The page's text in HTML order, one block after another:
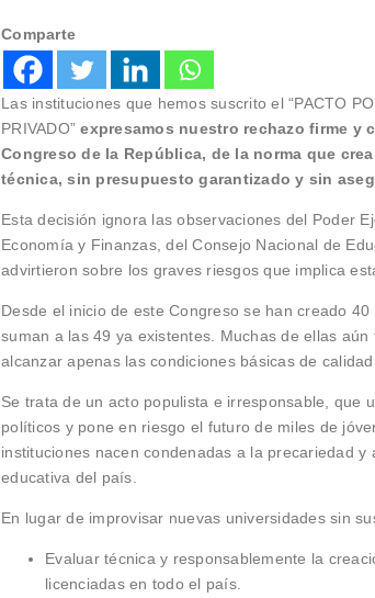
Comparte
Las instituciones que hemos suscrito el “PACTO
PRIVADO”expresamos nuestro rechazo firme y
Congreso de la República, de la norma que
técnica, sin presupuesto garantizado y sin
Esta decisión ignora las observaciones del Poder
Economía y Finanzas, del Consejo Nacional de
advirtieron sobre los graves riesgos que implica
Desde el inicio de este Congreso se han creado
suman a las 49 ya existentes. Muchas de ellas
alcanzar apenas las condiciones básicas de calidad.
Se trata de un acto populista e irresponsable, que
políticos y pone en riesgo el futuro de miles de
instituciones nacen condenadas a la precariedad
educativa del país.
En lugar de improvisar nuevas universidades sin
Evaluar técnica y responsablemente la
licenciadas en todo el país.